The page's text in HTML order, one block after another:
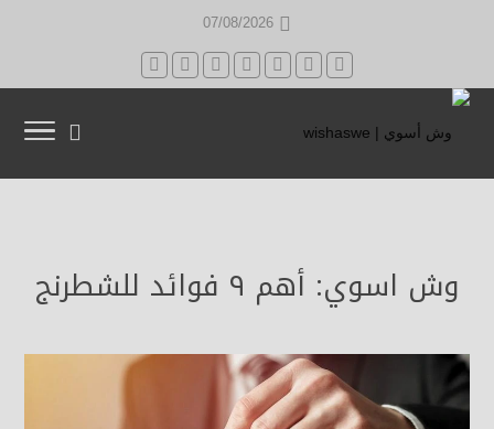
07/08/2026
وش اسوي: أهم ٩ فوائد للشطرنج